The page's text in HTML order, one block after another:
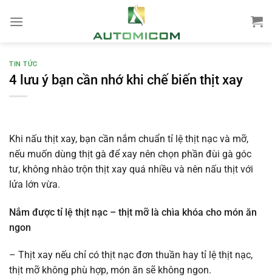
đến
TIN TỨC
4 lưu ý bạn cần nhớ khi chế biến thịt xay
Khi nấu thịt xay, bạn cần nắm chuẩn tỉ lệ thịt nạc và mỡ,
nếu muốn dùng thịt gà để xay nên chọn phần đùi gà góc
tư, không nhào trộn thịt xay quá nhiều và nên nấu thịt với
lửa lớn vừa.
Nắm được tỉ lệ thịt nạc – thịt mỡ là chìa khóa cho món ăn
ngon
– Thịt xay nếu chỉ có thịt nạc đơn thuần hay tỉ lệ thịt nạc,
thịt mỡ không phù hợp, món ăn sẽ không ngon.